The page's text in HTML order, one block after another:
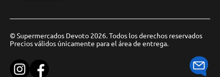
© Supermercados Devoto 2026. Todos los derechos reservados
Precios válidos únicamente para el área de entrega.